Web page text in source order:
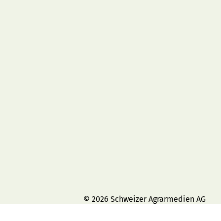
© 2026 Schweizer Agrarmedien AG